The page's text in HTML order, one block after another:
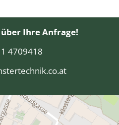
Ihre Anfrage!
4709418